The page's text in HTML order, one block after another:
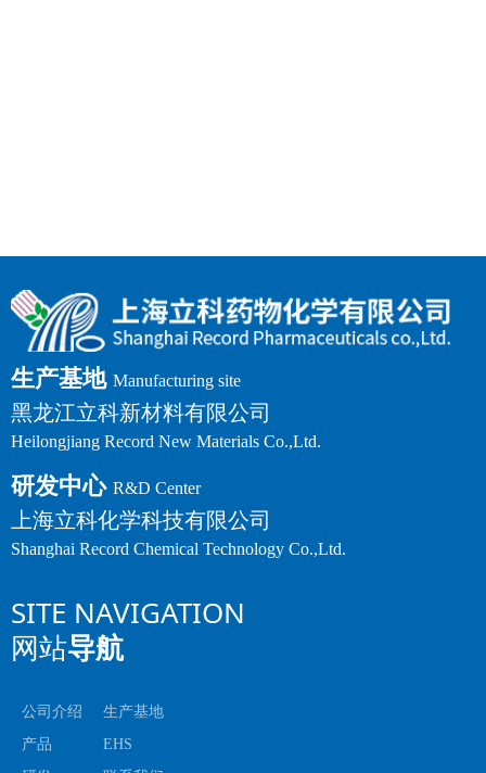
公司介绍
产品
生产基地
EHS
SITE NAVIGATION
网站导航
生产基地 Manufacturing site
黑龙江立科新材料有限公司
Heilongjiang Record New Materials Co.,Ltd.
研发中心 R&D Center
上海立科化学科技有限公司
Shanghai Record Chemical Technology Co.,Ltd.